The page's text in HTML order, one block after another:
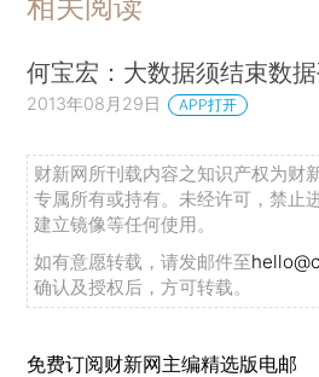
何宝宏：大数据须结束数
2013年08月29日 APP打开
财新网所刊载内容之知识产权为财
专属所有或持有。未经许可，禁止
建立镜像等任何使用。
如有意愿转载，请发邮件至
确认及授权后，方可转载。
免费订阅财新网主编精选版电邮